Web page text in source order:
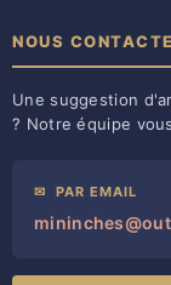
NOUS
Une suggestion
? Notre équipe
✉ PAR EMAIL